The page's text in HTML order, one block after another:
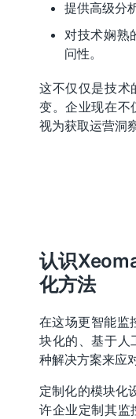
提供高级分
对技术娴熟
问性。
这不仅仅是技术
变。企业现在不
视为获取运营洞
认识
化方法
在这场更智能监
块化的、基于人
种解决方案来应
定制化的模块化
许企业定制其监